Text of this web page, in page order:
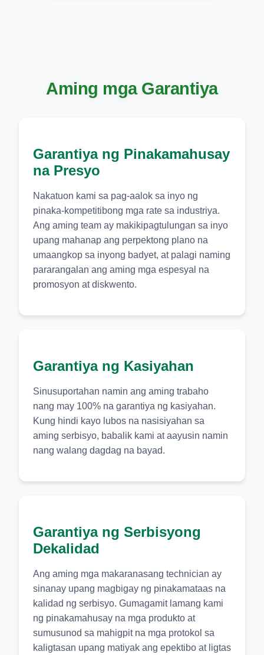
Aming mga Garantiya
Garantiya ng Pinakamahusay
na Presyo
Nakatuon kami sa pag-aalok sa inyo ng
pinaka-kompetitibong mga rate sa industriya.
Ang aming team ay makikipagtulungan sa inyo
upang mahanap ang perpektong plano na
umaangkop sa inyong badyet, at palagi naming
pararangalan ang aming mga espesyal na
promosyon at diskwento.
Garantiya ng Kasiyahan
Sinusuportahan namin ang aming trabaho
nang may 100% na garantiya ng kasiyahan.
Kung hindi kayo lubos na nasisiyahan sa
aming serbisyo, babalik kami at aayusin namin
nang walang dagdag na bayad.
Garantiya ng Serbisyong
Dekalidad
Ang aming mga makaranasang technician ay
sinanay upang magbigay ng pinakamataas na
kalidad ng serbisyo. Gumagamit lamang kami
ng pinakamahusay na mga produkto at
sumusunod sa mahigpit na mga protokol sa
kaligtasan upang matiyak ang epektibo at ligtas